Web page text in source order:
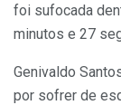
foi sufocada
minutos e 27
Genivaldo
por sofrer de